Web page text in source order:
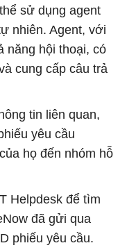
sử dụng agent
nhiên. Agent, với
năng hội thoại, có
cung cấp câu trả
tin liên quan,
yêu cầu
họ đến nhóm hỗ
Helpdesk để tìm
đã gửi qua
phiếu yêu cầu.